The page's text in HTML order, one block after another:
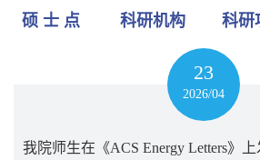
硕 士 点 科研机构 科研
23
2026/04
我院师生在《ACS Energy Letters》